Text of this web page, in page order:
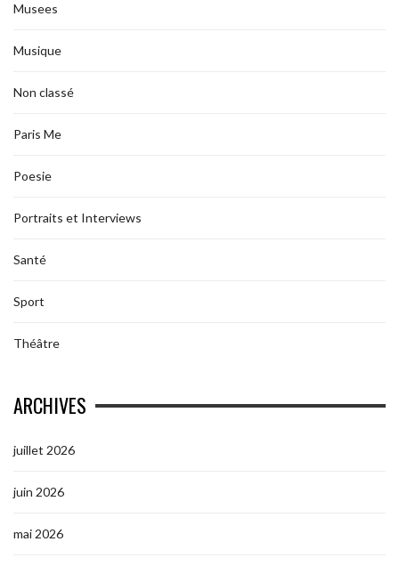
Musees
Musique
Non classé
Paris Me
Poesie
Portraits et Interviews
Santé
Sport
Théâtre
ARCHIVES
juillet 2026
juin 2026
mai 2026